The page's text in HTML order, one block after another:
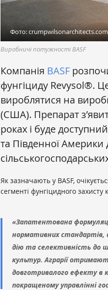
Фото: crumpwilsonarchitects.com
Виробничі потужності BASF
Компанія BASF
фунгіциду Revysol®.
вироблятися на
(США). Препарат
роках і буде
та Південної Америки
Як зазначають у BASF,
сегменті фунгіцидного захисту
«Запатентована
нормативних стандартів,
дію та селективність до
культур. Аграрії
довготривалого ефекту в
покращеному управлінні